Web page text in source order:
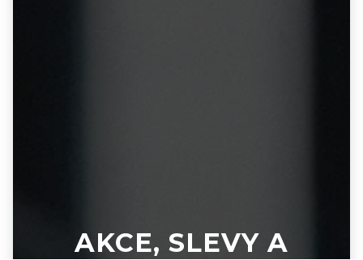
AKCE, SLEVY A